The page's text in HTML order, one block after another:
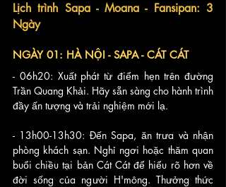
Lịch trình Sapa - Moana - Fansipan: 3
Ngày
NGÀY 01: HÀ NỘI - SAPA - CÁT CÁT
- 06h20: Xuất phát từ điểm hẹn trên đường
Trần Quang Khải. Hãy sẵn sàng cho hành trình
đầy ấn tượng và trải nghiệm mới lạ.
- 13h00-13h30: Đến Sapa, ăn trưa và nhận
phòng khách sạn. Nghỉ ngơi hoặc thăm quan
buổi chiều tại bản Cát Cát để hiểu rõ hơn về
đời sống của người H'mông. Thưởng thức